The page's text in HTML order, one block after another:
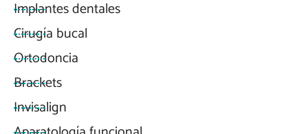
o
k
r
a
m
i
Implantes dentales
Cirugía bucal
Ortodoncia
Brackets
Invisalign